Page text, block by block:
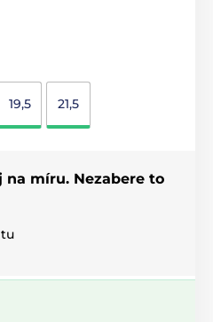
19,5 21,5
míru. Nezabere to